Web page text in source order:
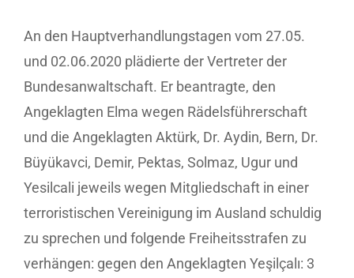
An den Hauptverhandlungstagen vom 27.05.
und 02.06.2020 plädierte der Vertreter der
Bundesanwaltschaft. Er beantragte, den
Angeklagten Elma wegen Rädelsführerschaft
und die Angeklagten Aktürk, Dr. Aydin, Bern, Dr.
Büyükavci, Demir, Pektas, Solmaz, Ugur und
Yesilcali jeweils wegen Mitgliedschaft in einer
terroristischen Vereinigung im Ausland schuldig
zu sprechen und folgende Freiheitsstrafen zu
verhängen: gegen den Angeklagten Yeşilçalı: 3